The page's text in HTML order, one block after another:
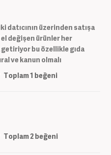
datıcının üzerinden satışa
el değişen ürünler her
bu özellikle gıda
ve kanun olmalı
Toplam1 beğeni
Toplam2beğeni